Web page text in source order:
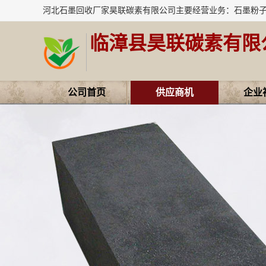
临漳县昊联碳素有限
公司首页 供应商机 企业